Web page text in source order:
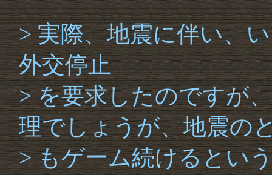
> 実際、地震に伴い、
外交停止
> を要求したのですが
理でしょうが、地震の
> もゲーム続けるとい